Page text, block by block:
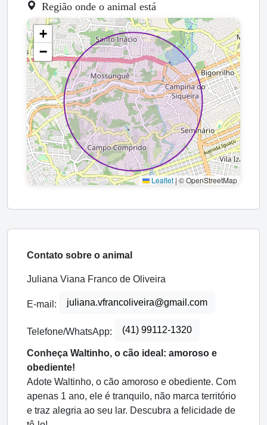
Região onde o animal está
+
−
Leaflet|© OpenStreetMap
Contato sobre o animal
Juliana Viana Franco de Oliveira
E-mail: juliana.vfrancoliveira@gmail.com
Telefone/WhatsApp: (41) 99112-1320
Conheça Waltinho, o cão ideal: amoroso e
obediente!
Adote Waltinho, o cão amoroso e obediente. Com
apenas 1 ano, ele é tranquilo, não marca território
e traz alegria ao seu lar. Descubra a felicidade de